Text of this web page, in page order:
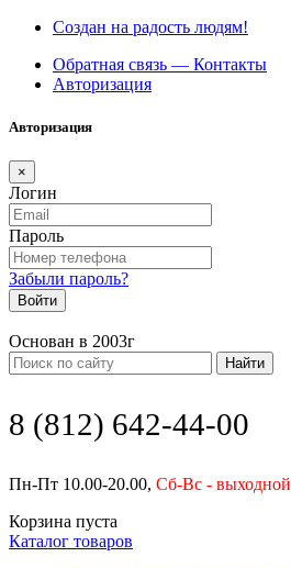
Создан на радость людям!
Обратная связь — Контакты
Авторизация
Авторизация
×
Логин
Пароль
Забыли пароль?
Войти
Основан в 2003г
Найти
8 (812) 642-44-00
Пн-Пт 10.00-20.00, Сб-Вс - выходной
Корзина пуста
Каталог товаров